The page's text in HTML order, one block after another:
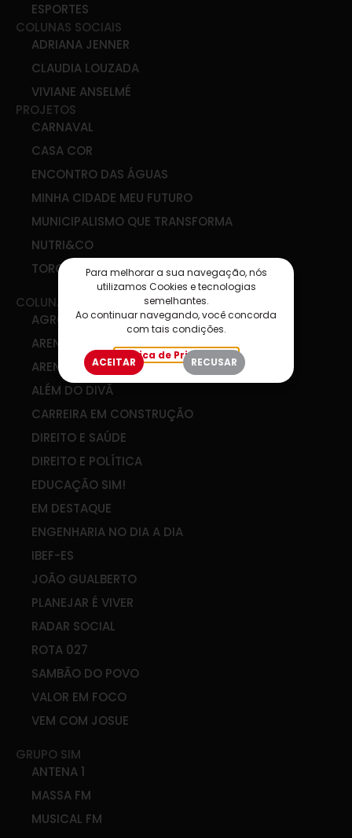
ESPORTES
COLUNAS SOCIAIS
ADRIANA JENNER
CLAUDIA LOUZADA
VIVIANE ANSELMÉ
PROJETOS
CARNAVAL
CASA COR
ENCONTRO DAS ÁGUAS
MINHA CIDADE MEU FUTURO
MUNICIPALISMO QUE TRANSFORMA
NUTRI&CO
TORCIDA SIM
COLUNAS
AGRO & COOP
ARENA DE IDEIAS
ARENA DIGITAL
ALÉM DO DIVÃ
CARREIRA EM CONSTRUÇÃO
DIREITO E SAÚDE
DIREITO E POLÍTICA
EDUCAÇÃO SIM!
EM DESTAQUE
ENGENHARIA NO DIA A DIA
IBEF-ES
JOÃO GUALBERTO
PLANEJAR É VIVER
RADAR SOCIAL
ROTA 027
SAMBÃO DO POVO
VALOR EM FOCO
VEM COM JOSUE
GRUPO SIM
ANTENA 1
MASSA FM
MUSICAL FM
Para melhorar a sua navegação, nós
utilizamos Cookies e tecnologias
semelhantes.
Ao continuar navegando, você concorda
com tais condições.
Política de Privacidade
ACEITAR RECUSAR